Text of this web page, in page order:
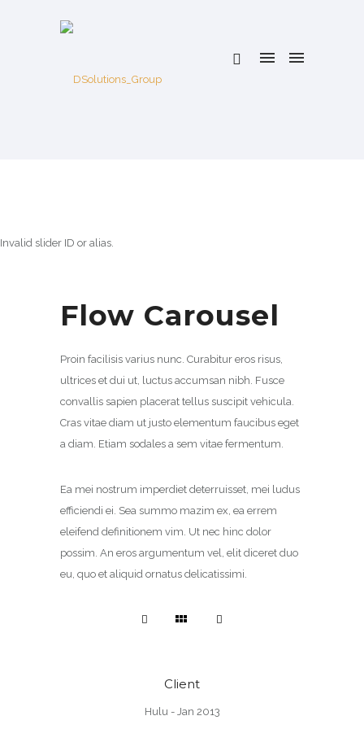
Invalid slider ID or alias.
Flow Carousel
Proin facilisis varius nunc. Curabitur eros risus,
ultrices et dui ut, luctus accumsan nibh. Fusce
convallis sapien placerat tellus suscipit vehicula.
Cras vitae diam ut justo elementum faucibus eget
a diam. Etiam sodales a sem vitae fermentum.
Ea mei nostrum imperdiet deterruisset, mei ludus
efficiendi ei. Sea summo mazim ex, ea errem
eleifend definitionem vim. Ut nec hinc dolor
possim. An eros argumentum vel, elit diceret duo
eu, quo et aliquid ornatus delicatissimi.
Client
Hulu - Jan 2013